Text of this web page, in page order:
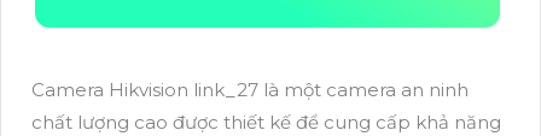
Camera Hikvision link_27 là một camera an ninh
chất lượng cao được thiết kế để cung cấp khả năng